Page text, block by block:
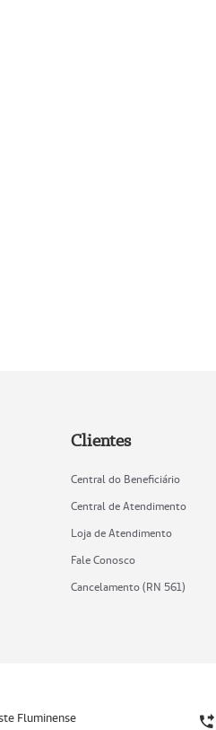
Clientes
Central do Beneficiário
Central de Atendimento
Loja de Atendimento
Fale Conosco
Cancelamento (RN 561)
Fluminense